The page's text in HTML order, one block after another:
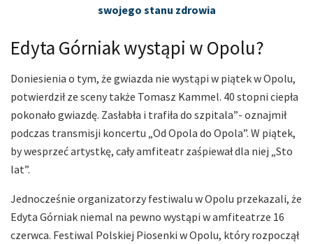
swojego stanu zdrowia
Edyta Górniak wystąpi w Opolu?
Doniesienia o tym, że gwiazda nie wystąpi w piątek w Opolu,
potwierdził ze sceny także Tomasz Kammel. 40 stopni ciepła
pokonało gwiazdę. Zasłabła i trafiła do szpitala”- oznajmił
podczas transmisji koncertu „Od Opola do Opola”. W piątek,
by wesprzeć artystkę, cały amfiteatr zaśpiewał dla niej „Sto
lat”.
Jednocześnie organizatorzy festiwalu w Opolu przekazali, że
Edyta Górniak niemal na pewno wystąpi w amfiteatrze 16
czerwca. Festiwal Polskiej Piosenki w Opolu, który rozpoczął